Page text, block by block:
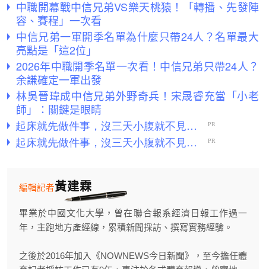
中職開幕戰中信兄弟VS樂天桃猿！「轉播、先發陣
容、賽程」一次看
中信兄弟一軍開季名單為什麼只帶24人？名單最大
亮點是「這2位」
2026年中職開季名單一次看！中信兄弟只帶24人？
余謙確定一軍出發
林吳晉瑋成中信兄弟外野奇兵！宋晟睿充當「小老
師」：關鍵是眼睛
黃建霖
編輯記者
畢業於中國文化大學，曾在聯合報系經濟日報工作過一
年，主跑地方產經線，累積新聞採訪、撰寫實務經驗。
之後於2016年加入《NOWNEWS今日新聞》，至今擔任體